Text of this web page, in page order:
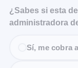
¿Sabes si esta
administradora
Sí, me cobra